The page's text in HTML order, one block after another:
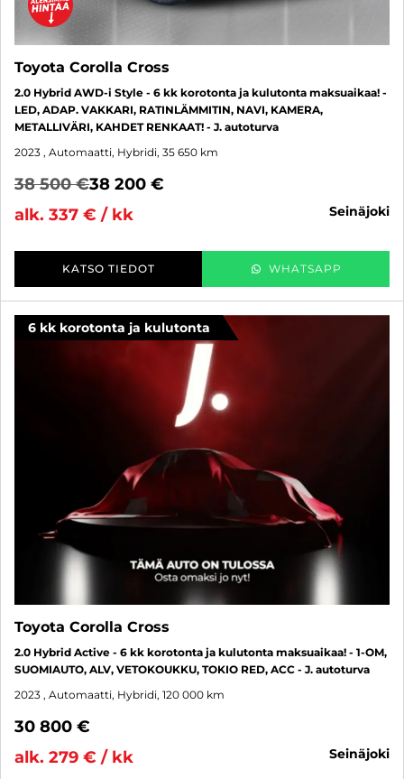
Toyota Corolla Cross
2.0 Hybrid AWD-i Style - 6 kk korotonta ja kulutonta maksuaikaa! -
LED, ADAP. VAKKARI, RATINLÄMMITIN, NAVI, KAMERA,
METALLIVÄRI, KAHDET RENKAAT! - J. autoturva
2023 , Automaatti, Hybridi, 35 650 km
38 500 €38 200 €
alk. 337 € / kk
seinäjoki
KATSO TIEDOT WHATSAPP
6 kk korotonta ja kulutonta
Toyota Corolla Cross
2.0 Hybrid Active - 6 kk korotonta ja kulutonta maksuaikaa! - 1-OM,
SUOMIAUTO, ALV, VETOKOUKKU, TOKIO RED, ACC - J. autoturva
2023 , Automaatti, Hybridi, 120 000 km
30 800 €
alk. 279 € / kk
seinäjoki